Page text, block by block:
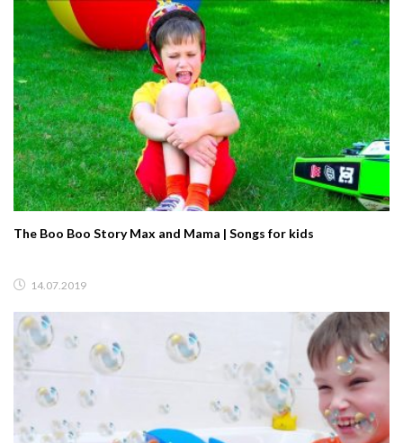
The Boo Boo Story Max and Mama | Songs for kids
14.07.2019